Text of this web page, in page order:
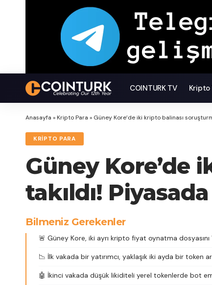
COINTURK TV Kripto
Anasayfa »Kripto Para » Güney Kore’de iki kripto balinası
KRIPTO PARA
Güney Kore’de
takıldı!
Bilmeniz Gerekenler
🚨 Güney Kore, iki ayrı kripto fiyat oynatma dosyasını 1
📉 İlk vakada bir yatırımcı, yaklaşık iki ayda bir token
🤖 İkinci vakada düşük likiditeli yerel tokenlerde bot